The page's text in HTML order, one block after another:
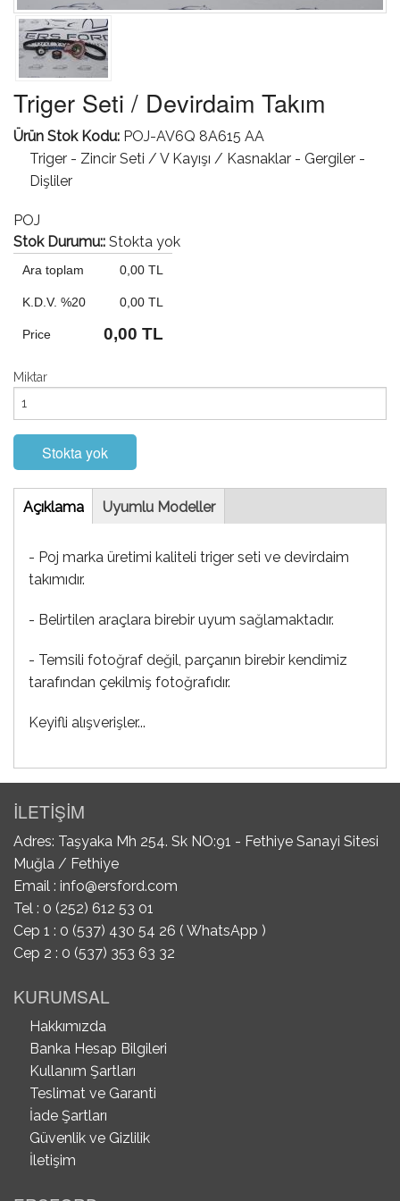
Triger Seti / Devirdaim Takım
Ürün Stok Kodu: POJ-AV6Q 8A615 AA
Triger - Zincir Seti / V Kayışı / Kasnaklar - Gergiler -
Dişliler
POJ
Stok Durumu:: Stokta yok
Ara toplam 0,00 TL
K.D.V. %20 0,00 TL
Price 0,00 TL
Miktar
Stokta yok
Tab
Açıklama(etkinUyumlu Modeller
- Poj marka üretimi kaliteli triger seti ve devirdaim
takımıdır.
- Belirtilen araçlara birebir uyum sağlamaktadır.
- Temsili fotoğraf değil, parçanın birebir kendimiz
tarafından çekilmiş fotoğrafıdır.
Keyifli alışverişler...
İLETİŞİM
Adres: Taşyaka Mh 254. Sk NO:91 - Fethiye Sanayi Sitesi
Muğla / Fethiye
Email : info@ersford.com
Tel : 0 (252) 612 53 01
Cep 1 : 0 (537) 430 54 26 ( WhatsApp )
Cep 2 : 0 (537) 353 63 32
KURUMSAL
Hakkımızda
Banka Hesap Bilgileri
Kullanım Şartları
Teslimat ve Garanti
İade Şartları
Güvenlik ve Gizlilik
İletişim